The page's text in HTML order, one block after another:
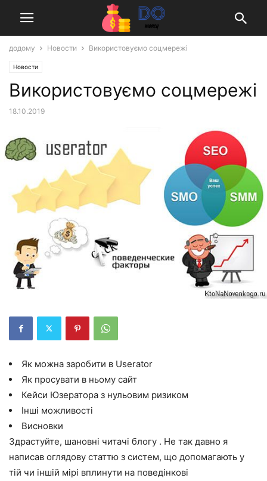
додому Новости Використовуємо соцмережі
Новости
Використовуємо соцмережі
18.10.2019
Як можна заробити в Userator
Як просувати в ньому сайт
Кейси Юзератора з нульовим ризиком
Інші можливості
Висновки
Здрастуйте, шановні читачі блогу . Не так давно я
написав оглядову статтю з систем, що допомагають у
тій чи іншій мірі вплинути на поведінкові